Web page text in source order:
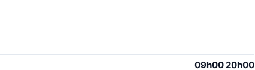
09h00 20h00